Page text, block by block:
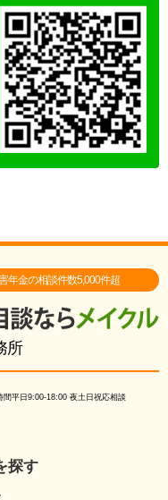
年金の相談件数5,000件超
所
間平日9:00-18:00夜土日祝応相談
探す